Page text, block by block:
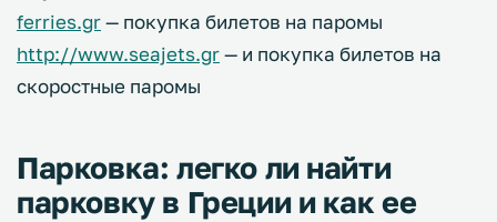
ferries.gr— покупка билетов на паромы
http://www.seajets.gr— и покупка билетов на
скоростные паромы
Парковка: легко ли найти
парковку в Греции и как ее